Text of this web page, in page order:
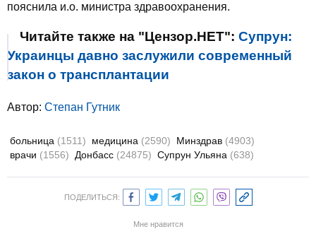
пояснила и.о. министра здравоохранения.
Читайте также на "Цензор.НЕТ": Супрун:
Украинцы давно заслужили современный
закон о трансплантации
Автор: Степан Гутник
больница (1511) медицина (2590) Минздрав (4903)
врачи (1556) Донбасс (24875) Супрун Ульяна (638)
ПОДЕЛИТЬСЯ:
Мне нравится